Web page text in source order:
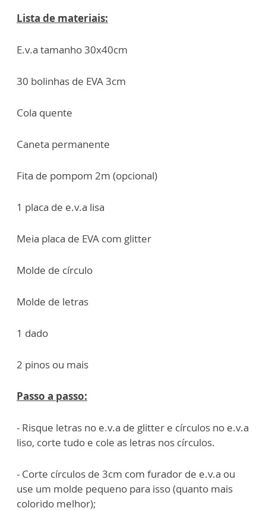
Lista de materiais:
E.v.a tamanho 30x40cm
30 bolinhas de EVA 3cm
Cola quente
Caneta permanente
Fita de pompom 2m (opcional)
1 placa de e.v.a lisa
Meia placa de EVA com glitter
Molde de círculo
Molde de letras
1 dado
2 pinos ou mais
Passo a passo:
- Risque letras no e.v.a de glitter e círculos no e.v.a
liso, corte tudo e cole as letras nos círculos.
- Corte círculos de 3cm com furador de e.v.a ou
use um molde pequeno para isso (quanto mais
colorido melhor);